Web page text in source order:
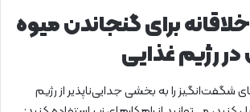
برای گنجاندن میوه
رژیم غذایی
شگفت‌انگیز را به بخشی جدایی‌ناپذیر از رژیم